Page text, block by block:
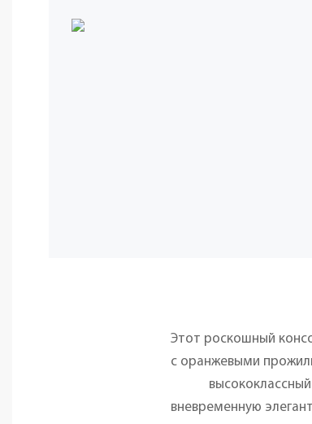
Этот роскошный
с оранжевыми
вневременную